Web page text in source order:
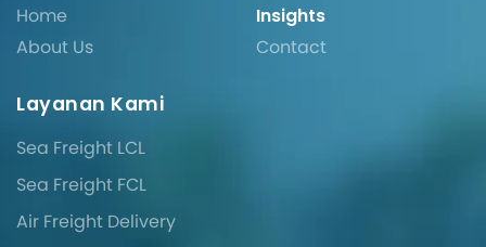
Home
About Us
Insights
Contact
Layanan Kami
Sea Freight LCL
Sea Freight FCL
Air Freight Delivery